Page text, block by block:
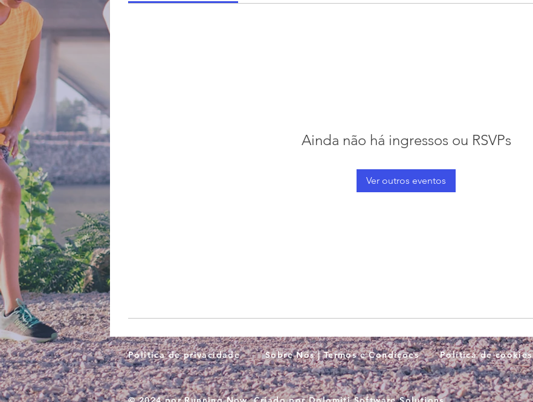
Ainda não há ingressos ou RSVPs
Ver outros eventos
Política de privacidade Sobre Nós | Termos e Condições Política de cookies